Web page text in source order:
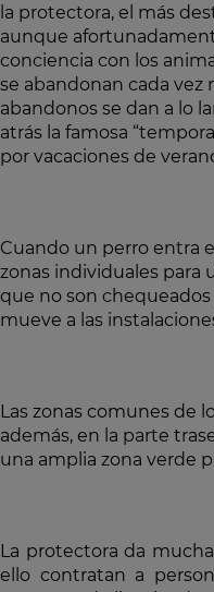
la protectora, el más
aunque
conciencia con los
se abandonan cada vez
abandonos se dan a lo
atrás la famosa
por vacaciones de
Cuando un perro entra
zonas individuales para
que no son
mueve a las
Las zonas comunes de
además, en la parte
una amplia zona verde
La protectora da
ello contratan a